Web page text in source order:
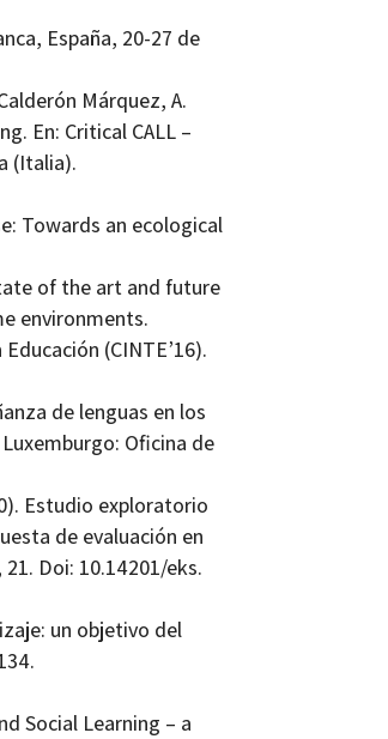
España, 20-27 de
Márquez, A.
En: Critical CALL –‌
(Italia).
Towards an ecological
of the art and future
environments.
(CINTE’16).
de lenguas en los
Oficina de
Estudio exploratorio
de evaluación en
Doi: 10.14201/eks.
un objetivo del
Social Learning –‌ a